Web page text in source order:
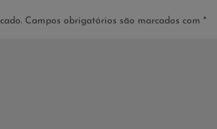
Campos obrigatórios são marcados com*